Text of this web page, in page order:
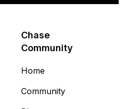
Chase
Community
Home
Community